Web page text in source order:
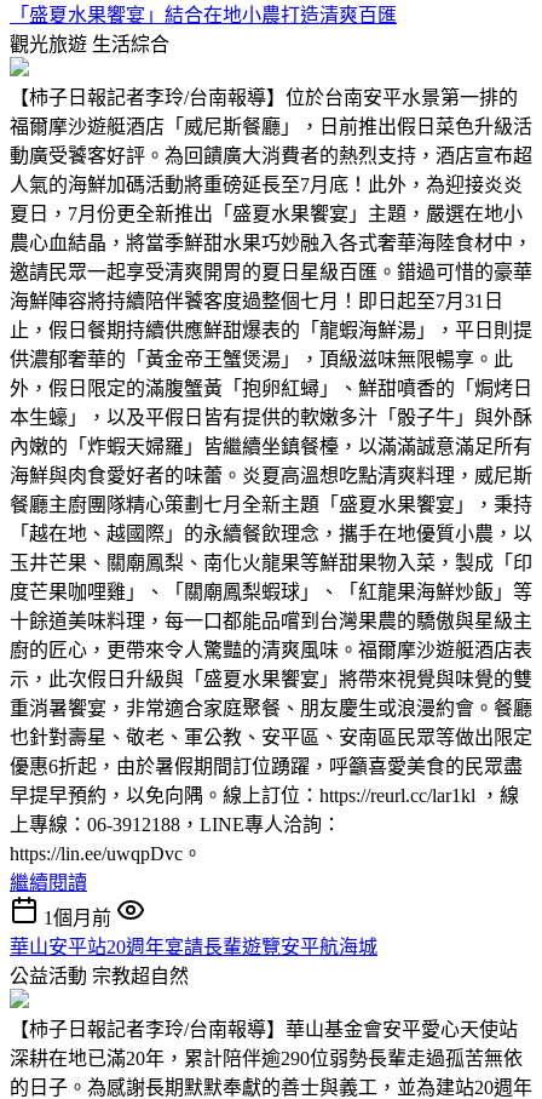
「盛夏水果饗宴」結合在地小農打造清爽百匯
觀光旅遊 生活綜合
【柿子日報記者李玲/台南報導】位於台南安平水景第一排的
福爾摩沙遊艇酒店「威尼斯餐廳」，日前推出假日菜色升級活
動廣受饕客好評。為回饋廣大消費者的熱烈支持，酒店宣布超
人氣的海鮮加碼活動將重磅延長至7月底！此外，為迎接炎炎
夏日，7月份更全新推出「盛夏水果饗宴」主題，嚴選在地小
農心血結晶，將當季鮮甜水果巧妙融入各式奢華海陸食材中，
邀請民眾一起享受清爽開胃的夏日星級百匯。錯過可惜的豪華
海鮮陣容將持續陪伴饕客度過整個七月！即日起至7月31日
止，假日餐期持續供應鮮甜爆表的「龍蝦海鮮湯」，平日則提
供濃郁奢華的「黃金帝王蟹煲湯」，頂級滋味無限暢享。此
外，假日限定的滿腹蟹黃「抱卵紅蟳」、鮮甜噴香的「焗烤日
本生蠔」，以及平假日皆有提供的軟嫩多汁「骰子牛」與外酥
內嫩的「炸蝦天婦羅」皆繼續坐鎮餐檯，以滿滿誠意滿足所有
海鮮與肉食愛好者的味蕾。炎夏高溫想吃點清爽料理，威尼斯
餐廳主廚團隊精心策劃七月全新主題「盛夏水果饗宴」，秉持
「越在地、越國際」的永續餐飲理念，攜手在地優質小農，以
玉井芒果、關廟鳳梨、南化火龍果等鮮甜果物入菜，製成「印
度芒果咖哩雞」、「關廟鳳梨蝦球」、「紅龍果海鮮炒飯」等
十餘道美味料理，每一口都能品嚐到台灣果農的驕傲與星級主
廚的匠心，更帶來令人驚豔的清爽風味。福爾摩沙遊艇酒店表
示，此次假日升級與「盛夏水果饗宴」將帶來視覺與味覺的雙
重消暑饗宴，非常適合家庭聚餐、朋友慶生或浪漫約會。餐廳
也針對壽星、敬老、軍公教、安平區、安南區民眾等做出限定
優惠6折起，由於暑假期間訂位踴躍，呼籲喜愛美食的民眾盡
早提早預約，以免向隅。線上訂位：https://reurl.cc/lar1kl ，線
上專線：06-3912188，LINE專人洽詢：
https://lin.ee/uwqpDvc。
繼續閱讀
1個月前
華山安平站20週年宴請長輩遊覽安平航海城
公益活動 宗教超自然
【柿子日報記者李玲/台南報導】華山基金會安平愛心天使站
深耕在地已滿20年，累計陪伴逾290位弱勢長輩走過孤苦無依
的日子。為感謝長期默默奉獻的善士與義工，並為建站20週年